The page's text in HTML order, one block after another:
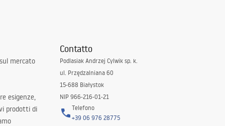
mercato
esigenze,
prodotti di
Contatto
Podlasiak Andrzej Cylwik sp. k.
ul. Przędzalniana 60
15-688 Białystok
NIP 966-216-01-21
Telefono
+39 06 976 28775